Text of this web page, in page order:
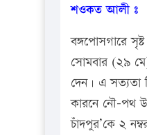
শওকত আলী ঃ
বঙ্গপোসগারে
সোমবার (২৯
দেন। এ সত্যতা
কারনে নৌ-পথ
চাঁদপুর’কে ২